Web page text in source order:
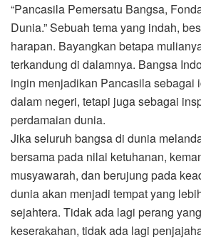
“Pancasila Pemersatu Bangsa,
Dunia.” Sebuah tema yang indah,
harapan. Bayangkan betapa
terkandung di dalamnya. Bangsa
ingin menjadikan Pancasila sebagai
dalam negeri, tetapi juga sebagai
perdamaian dunia.
Jika seluruh bangsa di dunia
bersama pada nilai ketuhanan,
musyawarah, dan berujung pada
dunia akan menjadi tempat yang
sejahtera. Tidak ada lagi perang
keserakahan, tidak ada lagi